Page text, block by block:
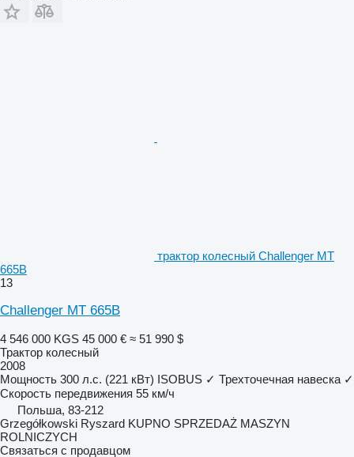
трактор колесный Challenger MT
665B
13
Challenger MT 665B
4 546 000 KGS 45 000 € ≈ 51 990 $
Трактор колесный
2008
Мощность 300 л.с. (221 кВт) ISOBUS ✓ Трехточечная навеска ✓
Скорость передвижения 55 км/ч
Польша, 83-212
Grzegółkowski Ryszard KUPNO SPRZEDAŻ MASZYN
ROLNICZYCH
Связаться с продавцом